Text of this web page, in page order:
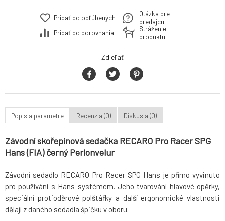
Pridať do obľúbených
Pridať do porovnania
Otázka pre
predajcu
Stráženie
produktu
Zdieľať
Popis a parametre Recenzia (0) Diskusia (0)
Závodní skořepinová sedačka RECARO Pro Racer SPG
Hans (FIA) černý Perlonvelur
Závodní sedadlo RECARO Pro Racer SPG Hans je přímo vyvinuto
pro používání s Hans systémem. Jeho tvarování hlavové opěrky,
speciální protioděrové polštářky a další ergonomické vlastnosti
dělají z daného sedadla špičku v oboru.